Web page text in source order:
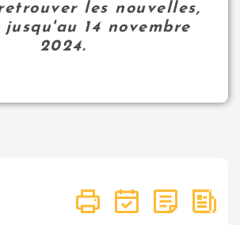
les nouvelles,
jusqu'au 14 novembre
2024.